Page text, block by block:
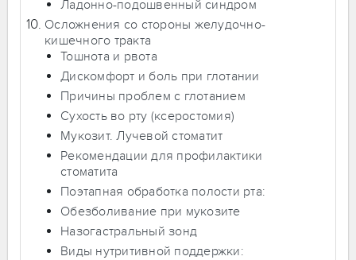
Ладонно-подошвенный синдром
Осложнения со стороны желудочно-
кишечного тракта
Тошнота и рвота
Дискомфорт и боль при глотании
Причины проблем с глотанием
Сухость во рту (ксеростомия)
Мукозит. Лучевой стоматит
Рекомендации для профилактики
стоматита
Поэтапная обработка полости рта:
Обезболивание при мукозите
Назогастральный зонд
Виды нутритивной поддержки: